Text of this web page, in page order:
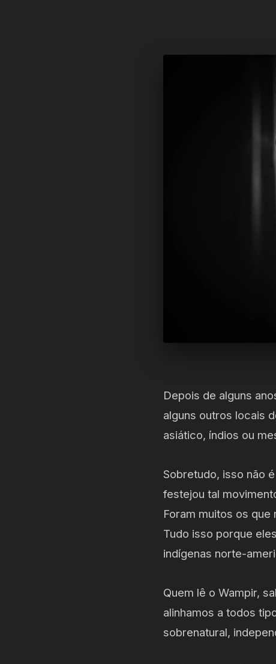
Depois de alguns
alguns outros locais
asiático, índios ou
Sobretudo, isso não
festejou tal
Foram muitos os
Tudo isso porque
indígenas norte-
Quem lê o Wampir,
alinhamos a todos
sobrenatural,